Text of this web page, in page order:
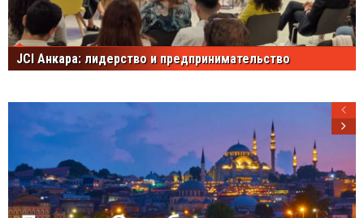
JCI Анкара: лидерство и предпринимательство